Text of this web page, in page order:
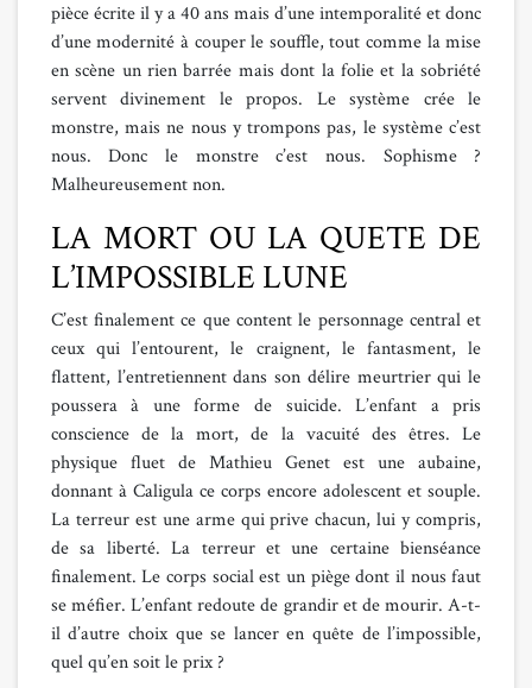
pièce écrite il y a 40 ans mais d’une intemporalité et donc
d’une modernité à couper le souffle, tout comme la mise
en scène un rien barrée mais dont la folie et la sobriété
servent divinement le propos. Le système crée le
monstre, mais ne nous y trompons pas, le système c’est
nous. Donc le monstre c’est nous. Sophisme ?
Malheureusement non.
LA MORT OU LA QUETE DE
L’IMPOSSIBLE LUNE
C’est finalement ce que content le personnage central et
ceux qui l’entourent, le craignent, le fantasment, le
flattent, l’entretiennent dans son délire meurtrier qui le
poussera à une forme de suicide. L’enfant a pris
conscience de la mort, de la vacuité des êtres. Le
physique fluet de Mathieu Genet est une aubaine,
donnant à Caligula ce corps encore adolescent et souple.
La terreur est une arme qui prive chacun, lui y compris,
de sa liberté. La terreur et une certaine bienséance
finalement. Le corps social est un piège dont il nous faut
se méfier. L’enfant redoute de grandir et de mourir. A-t-
il d’autre choix que se lancer en quête de l’impossible,
quel qu’en soit le prix ?